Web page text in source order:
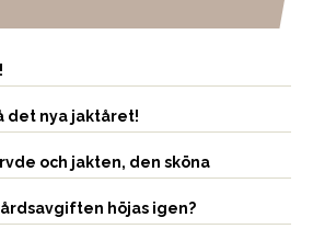
det nya jaktåret!
och jakten, den sköna
höjas igen?